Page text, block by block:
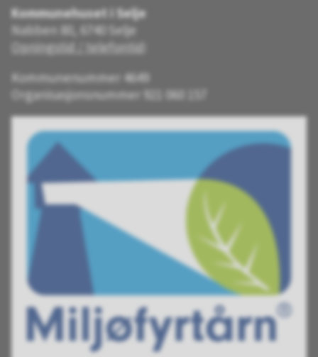
Kommunehuset i Selje
Nabben 80, 6740 Selje
Opningstid / telefontid
Kommunenummer 4649
Organisasjonsnummer 921 060 157